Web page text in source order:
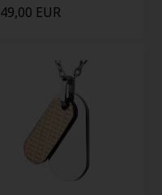
49,00 EUR